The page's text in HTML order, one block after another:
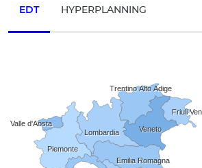
EDT HYPERPLANNING
Valle d'Aosta
Piemonte
Lombardia
Trentino Alto Adige
Friuli
Veneto
Emilia Romagna